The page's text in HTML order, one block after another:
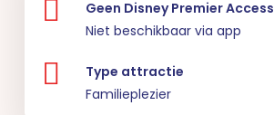
Geen Disney Premier Access
Niet beschikbaar via app
Type attractie
Familieplezier